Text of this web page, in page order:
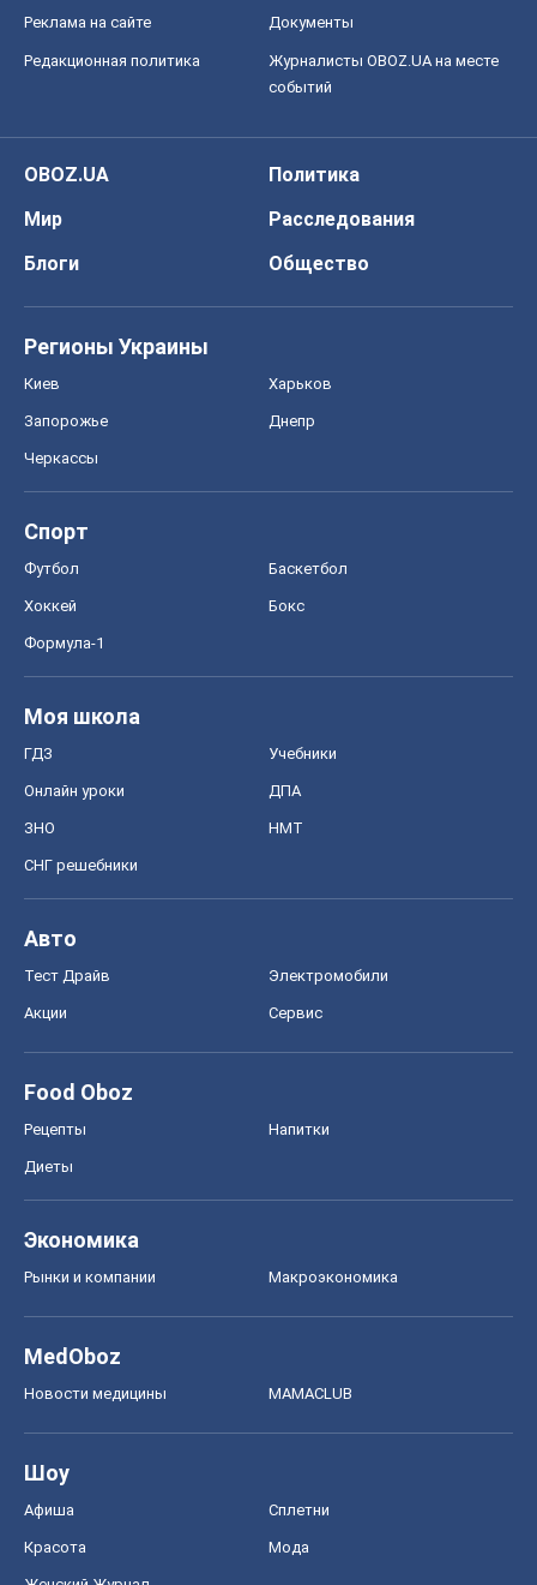
Реклама на сайте Документы
Редакционная политика
Журналисты OBOZ.UA на месте
событий
OBOZ.UA
Политика
Мир
Расследования
Блоги
Общество
Регионы Украины
Киев Харьков
Запорожье Днепр
Черкассы
Спорт
Футбол Баскетбол
Хоккей Бокс
Формула-1
Моя школа
ГДЗ Учебники
Онлайн уроки ДПА
ЗНО НМТ
СНГ решебники
Авто
Тест Драйв Электромобили
Акции Сервис
Food Oboz
Рецепты Напитки
Диеты
Экономика
Рынки и компании Mакроэкономика
MedOboz
Новости медицины MAMACLUB
Шоу
Афиша Сплетни
Красота Мода